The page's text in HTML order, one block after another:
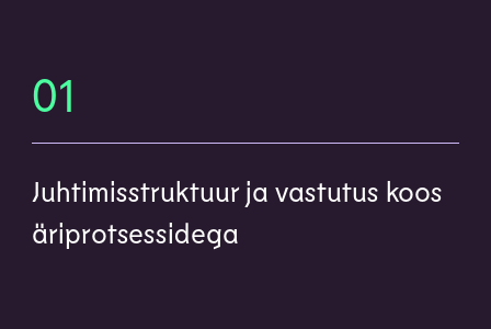
01
Juhtimisstruktuur ja vastutus koos
äriprotsessidega